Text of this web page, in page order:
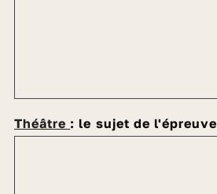
Théâtre : le sujet de l'épreuve